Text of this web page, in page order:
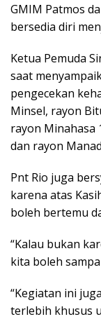
GMIM Patmos
bersedia diri
Ketua Pemuda
saat
pengecekan
Minsel, rayon
rayon Minahasa
dan rayon
Pnt Rio juga
karena atas
boleh bertemu
“Kalau bukan
kita boleh
“Kegiatan ini
terlebih khusus